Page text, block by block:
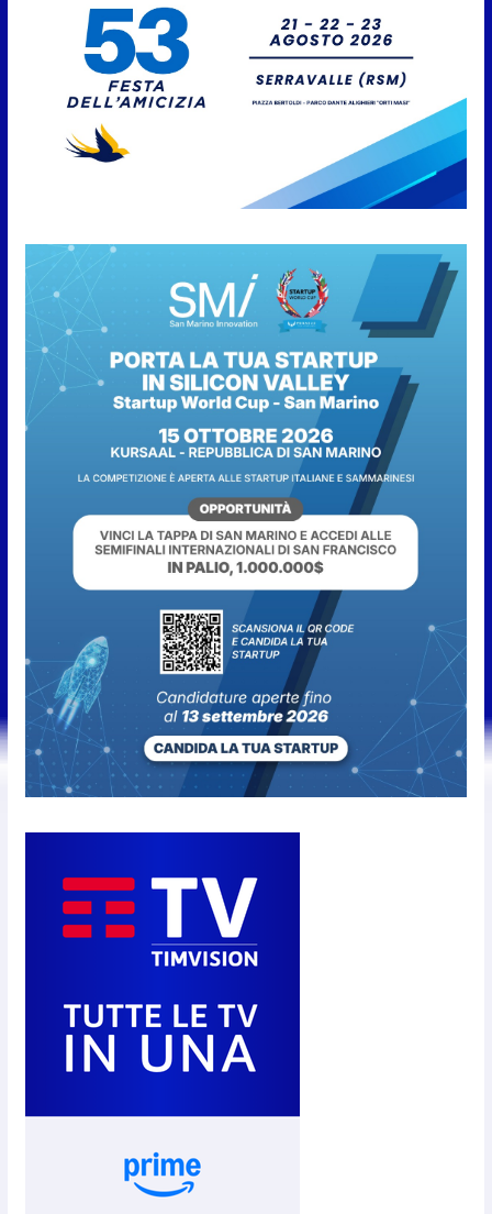
6 Agosto 2026
La tragedia nella miniera di
Marcinelle 70 anni dopo: mai